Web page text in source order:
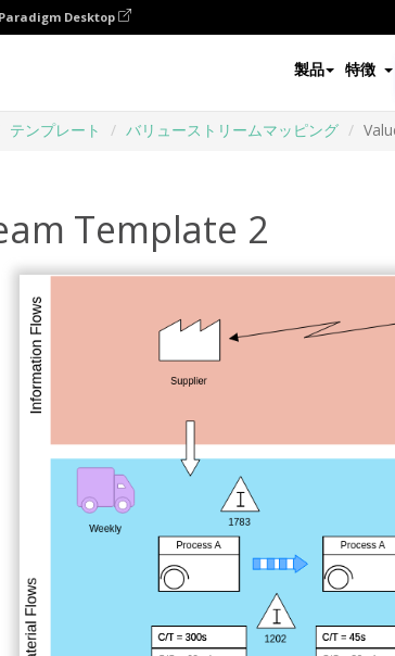
Desktop
製品 特徴
テンプレート バリューストリームマッピング
Template 2